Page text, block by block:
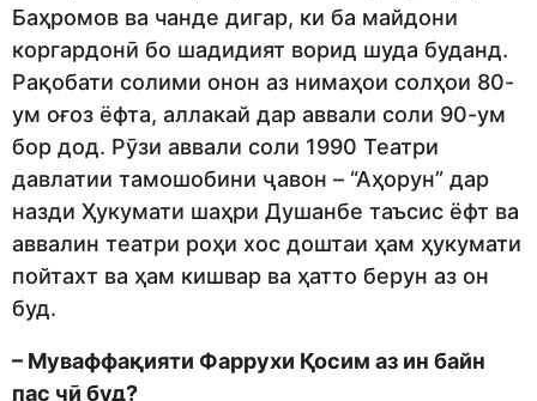
Баҳромов ва чанде дигар, ки ба майдони
коргардонӣ бо шадидият ворид шуда буданд.
Рақобати солими онон аз нимаҳои солҳои 80-
ум оғоз ёфта, аллакай дар аввали соли 90-ум
бор дод. Рӯзи аввали соли 1990 Театри
давлатии тамошобини ҷавон – “Аҳорун” дар
назди Ҳукумати шаҳри Душанбе таъсис ёфт ва
аввалин театри роҳи хос доштаи ҳам ҳукумати
пойтахт ва ҳам кишвар ва ҳатто берун аз он
буд.
– Муваффақияти Фаррухи Қосим аз ин байн
пас чӣ буд?